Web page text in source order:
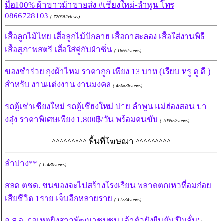
มือ100% ผ้าขาวม้าขายส่ง #เชียงใหม่-ลำพูน โทร
0866728103 ( 720382views)
เสื้อลูกไม้ไทย เสื้อลูกไม้ปักลาย เสื้อกาสะลอง เสื้อใส่งานพิธี
เสื้อสุภาพสตรี เสื้อใส่คู่กับผ้าซิ่น ( 16661views)
ของชำร่วย ถุงผ้าไหม ราคาถูก เพียง 13 บาท (เรียบ หรู ดู ดี )
สำหรับ งานแต่งงาน งานมงคล ( 450636views)
รถตู้เช่าเชียงใหม่ รถตู้เชียงใหม่ ปาย ลำพูน แม่ฮ่องสอน ปา
งอุ๋ง ราคาพิเศษเพียง 1,800฿/วัน พร้อมคนขับ ( 103552views)
^^^^^^^^^ พื้นที่โฆษณา ^^^^^^^^^
ลำปาง** ( 11480views)
สลด ตชด. ขนของจะไปสร้างโรงเรียน พลาดตกเหวที่อมก๋อย
เสียชีวิต 1ราย เจ็บอีกหลายราย ( 11334views)